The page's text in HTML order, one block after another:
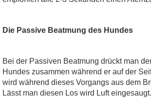
Die Passive Beatmung des Hundes
Bei der Passiven Beatmung drückt man
Hundes zusammen während er auf der
wird während dieses Vorgangs aus dem
Lässt man diesen Los wird Luft eingesaugt.